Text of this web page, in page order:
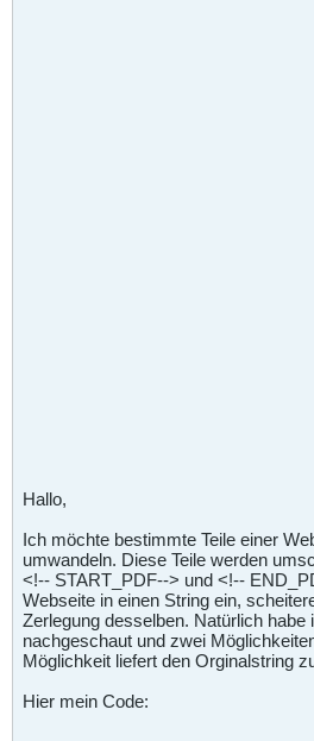
Hallo,
Ich möchte bestimmte Teile einer
umwandeln. Diese Teile werden
<!-- START_PDF--> und <!--
Webseite in einen String ein,
Zerlegung desselben. Natürlich
nachgeschaut und zwei
Möglichkeit liefert den Orginalstring
Hier mein Code: